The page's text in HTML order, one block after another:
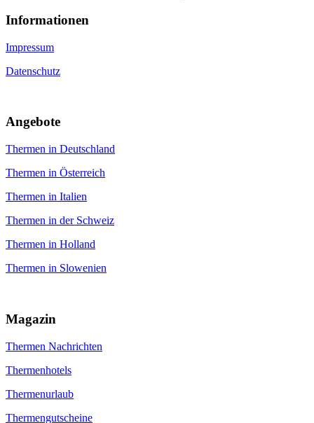
Informa­tionen
Impressum
Datenschutz
An­gebote
Thermen in Deutschland
Thermen in Österreich
Thermen in Italien
Thermen in der Schweiz
Thermen in Holland
Thermen in Slowenien
Magazin
Thermen Nachrichten
Thermenhotels
Thermenurlaub
Thermengutscheine